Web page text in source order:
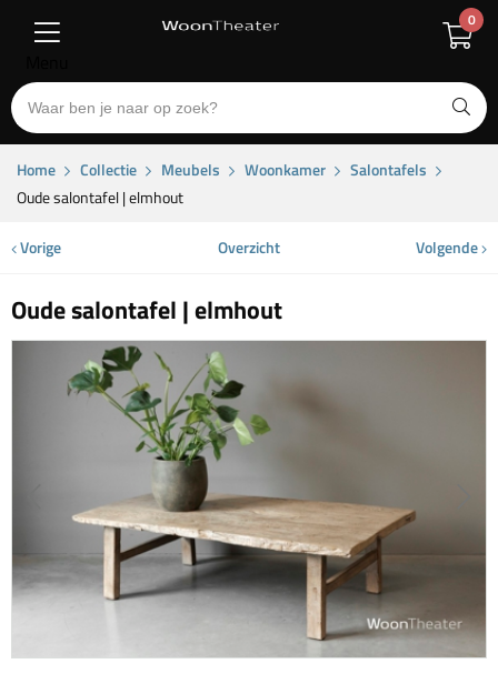
0
Home Collectie Meubels Woonkamer
Salontafels
Oude salontafel | elmhout
Vorige Overzicht Volgende
Oude salontafel | elmhout